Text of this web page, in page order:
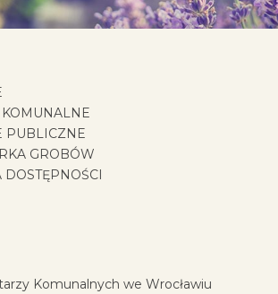
PUBLICZNE
GROBÓW
Komunalnych we Wrocławiu